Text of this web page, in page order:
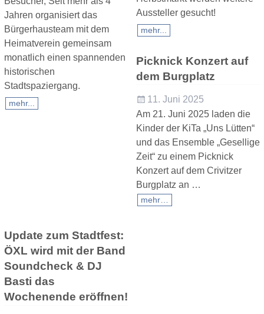
Jahren organisiert das
Bürgerhausteam mit dem
Heimatverein gemeinsam
monatlich einen spannenden
historischen
Stadtspaziergang.
mehr...
Aussteller gesucht!
mehr...
Picknick Konzert auf
dem Burgplatz
11. Juni 2025
Am 21. Juni 2025 laden die
Kinder der KiTa „Uns Lütten“
und das Ensemble „Gesellige
Zeit“ zu einem Picknick
Konzert auf dem Crivitzer
Burgplatz an …
mehr…
Update zum Stadtfest:
ÖXL wird mit der Band
Soundcheck & DJ
Basti das
Wochenende eröffnen!